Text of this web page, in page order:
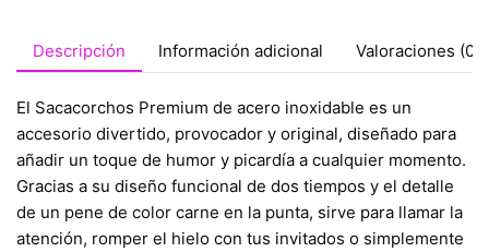
Descripción Información adicional Valoraciones (0)
El Sacacorchos Premium de acero inoxidable es un
accesorio divertido, provocador y original, diseñado para
añadir un toque de humor y picardía a cualquier momento.
Gracias a su diseño funcional de dos tiempos y el detalle
de un pene de color carne en la punta, sirve para llamar la
atención, romper el hielo con tus invitados o simplemente